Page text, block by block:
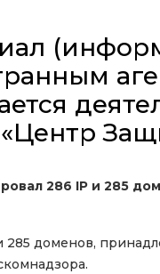
286 IP и 285
доменов,